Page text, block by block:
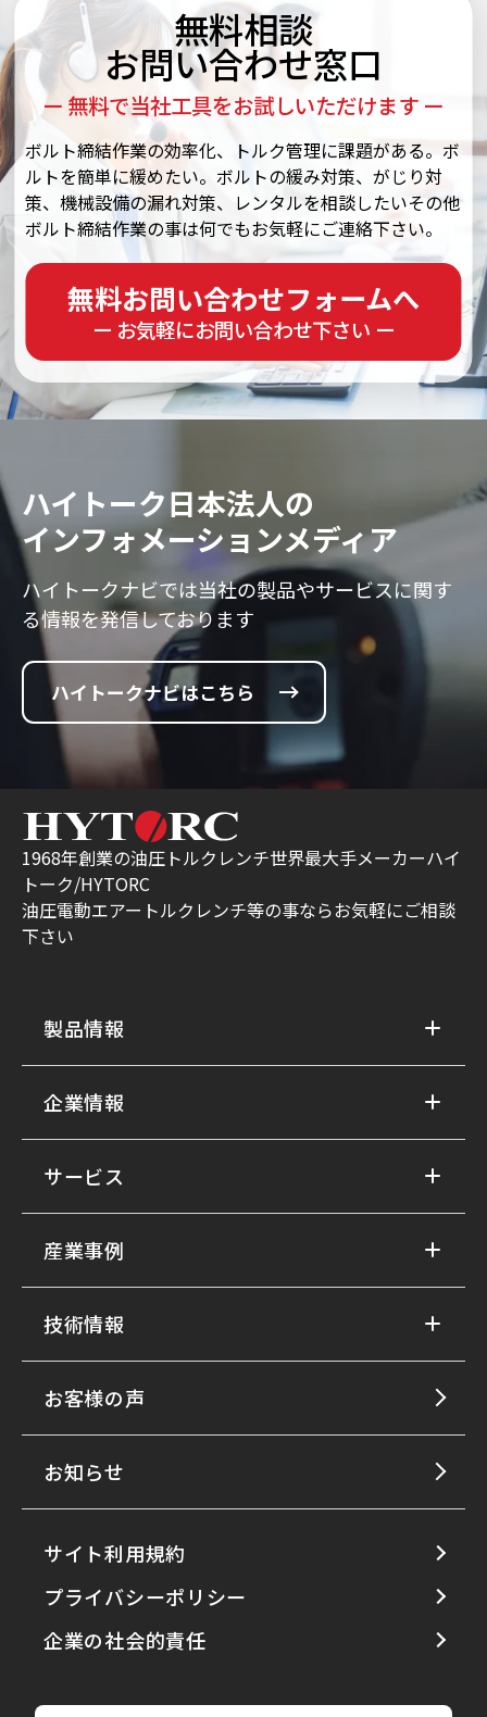
無料相談
お問い合わせ窓口
ー 無料で当社工具をお試しいただけます ー
ボルト締結作業の効率化、トルク管理に課題がある。ボ
ルトを簡単に緩めたい。ボルトの緩み対策、がじり対
策、機械設備の漏れ対策、レンタルを相談したいその他
ボルト締結作業の事は何でもお気軽にご連絡下さい。
無料お問い合わせフォームへ
ー お気軽にお問い合わせ下さい ー
ハイトーク日本法人の
インフォメーションメディア
ハイトークナビでは当社の製品やサービスに関す
る情報を発信しております
ハイトークナビはこちら
1968年創業の油圧トルクレンチ世界最大手メーカーハイ
トーク/HYTORC
油圧電動エアートルクレンチ等の事ならお気軽にご相談
下さい
製品情報
企業情報
サービス
産業事例
技術情報
お客様の声
お知らせ
サイト利用規約
プライバシーポリシー
企業の社会的責任